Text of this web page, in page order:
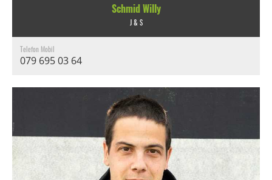
Schmid Willy
J & S
Telefon Mobil
079 695 03 64